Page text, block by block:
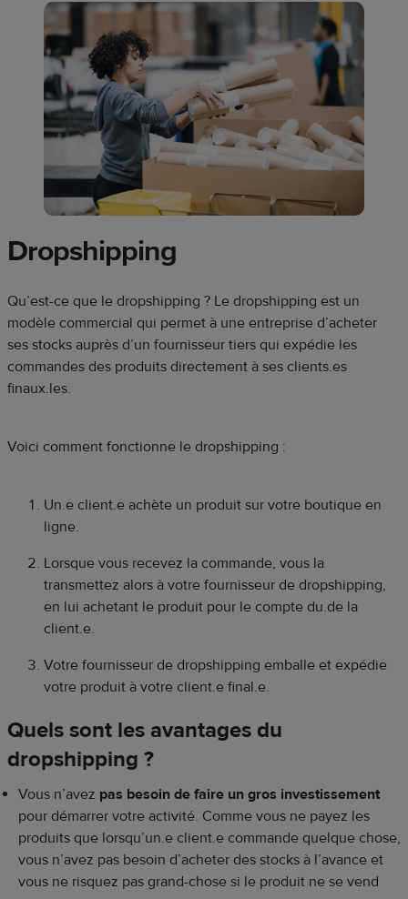
Dropshipping
Qu’est-ce que le dropshipping ? Le dropshipping est un
modèle commercial qui permet à une entreprise d’acheter
ses stocks auprès d’un fournisseur tiers qui expédie les
commandes des produits directement à ses clients.es
finaux.les.
Voici comment fonctionne le dropshipping :
Un.e client.e achète un produit sur votre boutique en
ligne.
Lorsque vous recevez la commande, vous la
transmettez alors à votre fournisseur de dropshipping,
en lui achetant le produit pour le compte du.de la
client.e.
Votre fournisseur de dropshipping emballe et expédie
votre produit à votre client.e final.e.
Quels sont les avantages du
dropshipping ?
Vous n’avez pas besoin de faire un gros investissement
pour démarrer votre activité. Comme vous ne payez les
produits que lorsqu’un.e client.e commande quelque chose,
vous n’avez pas besoin d’acheter des stocks à l’avance et
vous ne risquez pas grand-chose si le produit ne se vend